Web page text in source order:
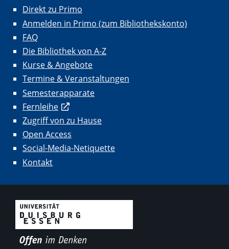
Direkt zu Primo
Anmelden in Primo (zum Bibliothekskonto)
FAQ
Die Bibliothek von A-Z
Kurse & Angebote
Termine & Veranstaltungen
Semesterapparate
Fernleihe
Zugriff von zu Hause
Open Access
Social-Media-Netiquette
Kontakt